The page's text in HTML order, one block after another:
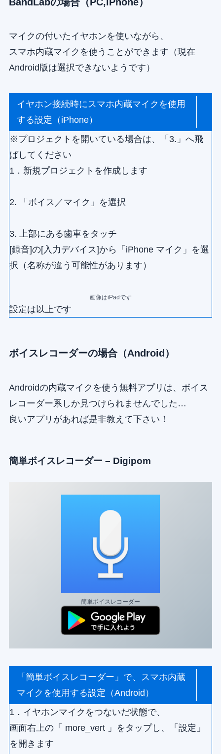
マイクの付いたイヤホンを使いながら、
スマホ内蔵マイクを使うことができます（現在
Android版は選択できないようです）
イヤホン接続時にスマホ内蔵マイクを使用
する設定（iPhone）
※プロジェクトを開いている場合は、「3.」へ飛
ばしてください
1．新規プロジェクトを作成します
2. 「ボイス／マイク」を選択
3. 上部にある歯車をタッチ
[録音]の[入力デバイス]から「iPhone マイク」を選
択（名称が違う可能性があります）
画像はiPadです
設定は以上です
ボイスレコーダーの場合（Android）
Androidの内蔵マイクを使う無料アプリは、ボイス
レコーダー系しか見つけられませんでした…
良いアプリがあれば是非教えて下さい！
簡単ボイスレコーダー – Digipom
簡単ボイスレコーダー
「簡単ボイスレコーダー」で、スマホ内蔵
マイクを使用する設定（Android）
1．イヤホンマイクをつないだ状態で、
画面右上の「 more_vert 」をタップし、「設定」
を開きます